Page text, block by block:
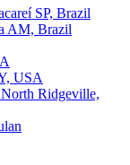
SP, Brazil
AM, Brazil
USA
Ridgeville,